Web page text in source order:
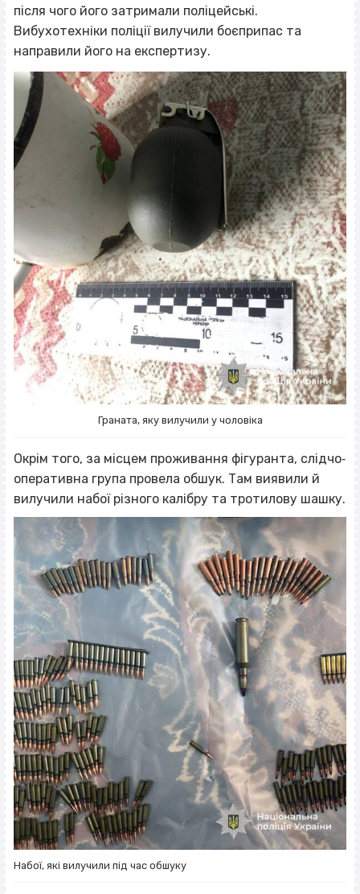
після чого його затримали поліцейські.
Вибухотехніки поліції вилучили боєприпас та
направили його на експертизу.
Граната, яку вилучили у чоловіка
Окрім того, за місцем проживання фігуранта, слідчо‐
оперативна група провела обшук. Там виявили й
вилучили набої різного калібру та тротилову шашку.
Набої, які вилучили під час обшуку